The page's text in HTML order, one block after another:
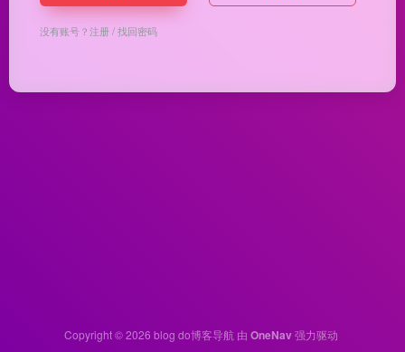
没有账号？注册/找回密码
Copyright © 2026 blog do博客导航 由 OneNav强力驱动